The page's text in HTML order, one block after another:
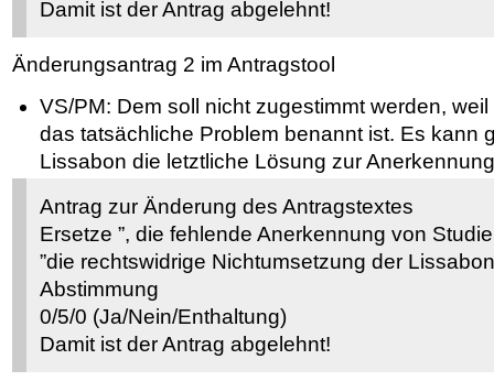
Damit ist der Antrag abgelehnt!
Änderungsantrag 2 im Antragstool
VS/PM: Dem soll nicht zugestimmt werden,
das tatsächliche Problem benannt ist. Es kann
Lissabon die letztliche Lösung zur
Antrag zur Änderung des Antragstextes
Ersetze ”, die fehlende Anerkennung von
”die rechtswidrige Nichtumsetzung der
Abstimmung
0/5/0 (Ja/Nein/Enthaltung)
Damit ist der Antrag abgelehnt!